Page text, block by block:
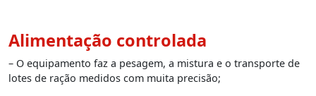
Alimentação controlada
– O equipamento faz a pesagem, a mistura e o transporte de
lotes de ração medidos com muita precisão;